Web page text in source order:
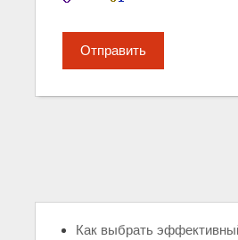
Отправить
Как выбрать